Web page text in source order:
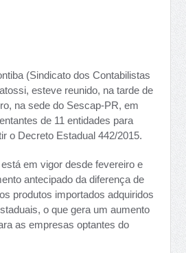
(Sindicato dos Contabilistas
esteve reunido, na tarde de
na sede do Sescap-PR, em
de 11 entidades para
o Decreto Estadual 442/2015.
em vigor desde fevereiro e
antecipado da diferença de
produtos importados adquiridos
o que gera um aumento
as empresas optantes do